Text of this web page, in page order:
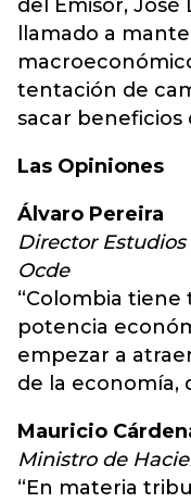
del Emisor,
llamado a
tentación de
sacar beneficios
Las Opiniones
Álvaro Pereira
Director
Ocde
“Colombia tiene
potencia
empezar a
de la economía,
Mauricio
Ministro de
“En materia